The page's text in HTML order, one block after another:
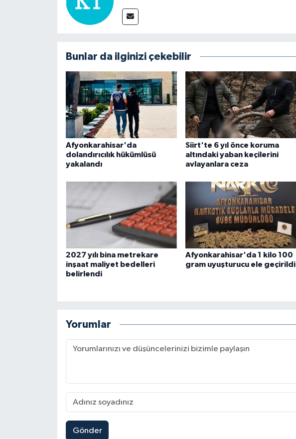
Bunlar da ilginizi çekebilir
Afyonkarahisar'da
dolandırıcılık hükümlüsü
yakalandı
Siirt'te 6 yıl önce koruma
altındaki yaban keçilerini
avlayanlara ceza
2027 yılı bina metrekare
inşaat maliyet bedelleri
belirlendi
Afyonkarahisar'da 1 kilo 100
gram uyuşturucu ele geçirildi
Yorumlar
Gönder